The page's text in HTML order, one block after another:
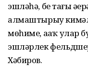
эшләһә, беҙ тағы
алмаштырыу
мөһиме, аҙаҡ улар
эшләрлек
Хәбиров.